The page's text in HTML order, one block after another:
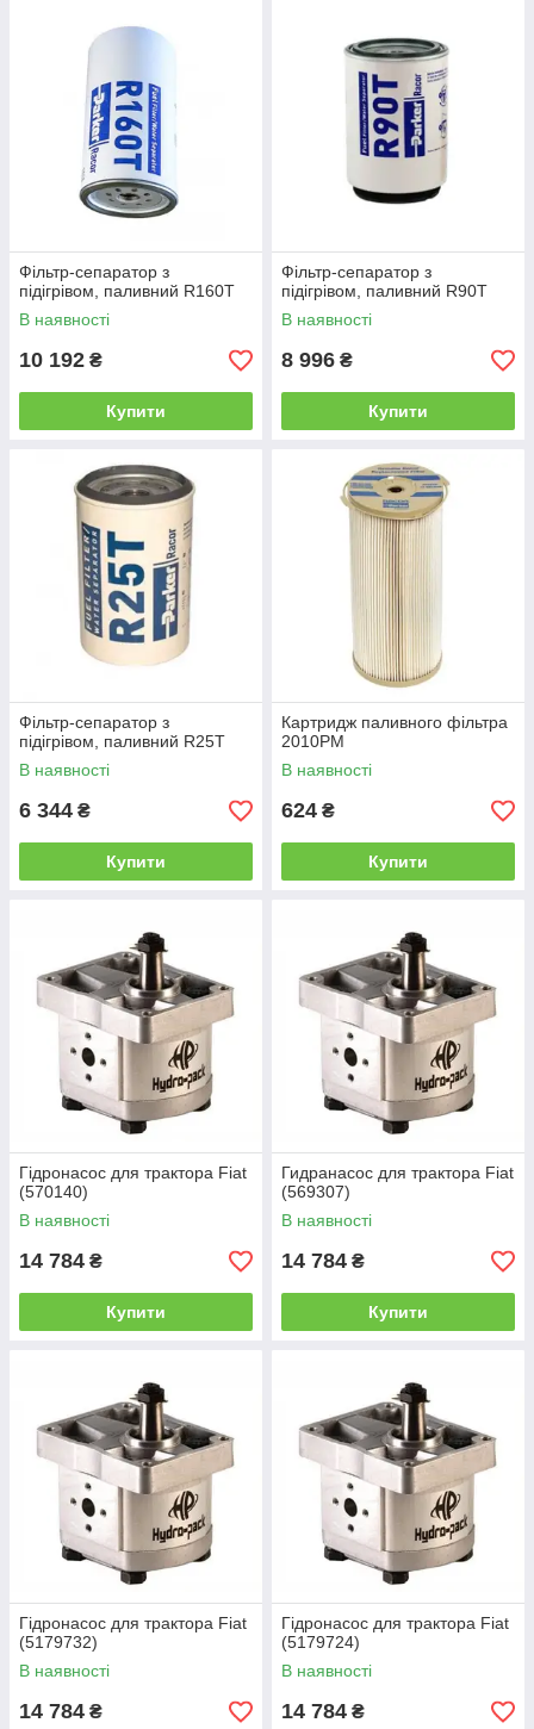
Фільтр-сепаратор з
підігрівом, паливний R160T
В наявності
10 192 ₴
Купити
Фільтр-сепаратор з
підігрівом, паливний R90T
В наявності
8 996 ₴
Купити
Фільтр-сепаратор з
підігрівом, паливний R25T
В наявності
6 344 ₴
Купити
Картридж паливного фільтра
2010PM
В наявності
624 ₴
Купити
Гідронасос для трактора Fiat
(570140)
В наявності
14 784 ₴
Купити
Гидранасос для трактора Fiat
(569307)
В наявності
14 784 ₴
Купити
Гідронасос для трактора Fiat
(5179732)
В наявності
14 784 ₴
Гідронасос для трактора Fiat
(5179724)
В наявності
14 784 ₴